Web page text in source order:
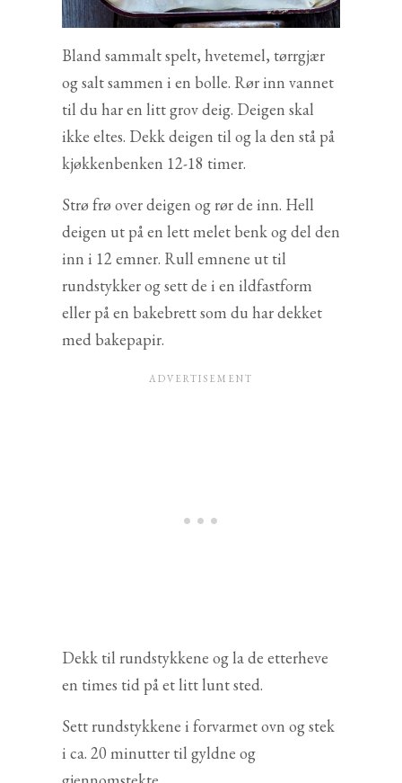
Bland sammalt spelt, hvetemel, tørrgjær
og salt sammen i en bolle. Rør inn vannet
til du har en litt grov deig. Deigen skal
ikke eltes. Dekk deigen til og la den stå på
kjøkkenbenken 12-18 timer.
Strø frø over deigen og rør de inn. Hell
deigen ut på en lett melet benk og del den
inn i 12 emner. Rull emnene ut til
rundstykker og sett de i en ildfastform
eller på en bakebrett som du har dekket
med bakepapir.
Dekk til rundstykkene og la de etterheve
en times tid på et litt lunt sted.
Sett rundstykkene i forvarmet ovn og stek
i ca. 20 minutter til gyldne og